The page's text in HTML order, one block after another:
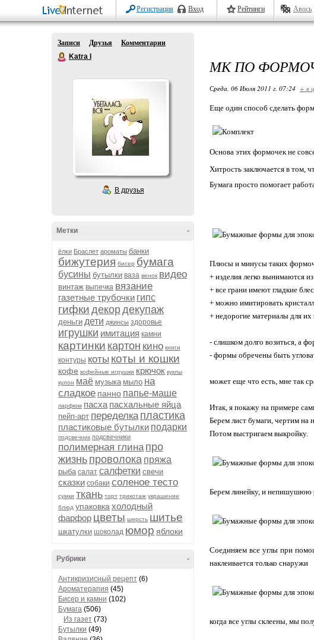
Регистрация Вход Рейтинги Авось
Записи Друзья
Комментарии
Katra I
В друзья
-
Метки
ёлки Браслет ароматы банки
бижутерия бисер бумага
бусины бутылки ваза венок видео
винтаж выпечка вязание
газетные трубочки гипс
гифки декордекупаж
деньги дети джинсы здоровье
игрушки имитация камни
картинки картон кино книги
контуры коты коты и кошки
кофе кофейные игрушки крючок куклы
кулон маё музыка мыло на
сладкое панно папье-маше
парфюм пасха пасхальные яйца
пейп-арт переделка пластика
пластиковые бутылки подарки
подсвечник подсвечники
полимерная глина про
жизнь проволока пряжа
рыба салат салфетки свечи
сказки собаки соленое тесто
сумки ткань торт трикотаж украшение
блюд упаковка холодный
фарфор цветы шерсть шитье
шкатулки шоколад юмор яблоки
-
Рубрики
Антикризисный рецепт (6)
Ароматерапия (45)
Бисер и камни (102)
Бумага (506)
Из газет (73)
Бутылки (49)
МК ПО
Среда, 06 Июля 2011 г. 07:24 + в
Еще один способ сделать
Основа этих формочек не
Хитрость заключается в том,
Бумага просто помогает
Плюсы и минусы таких
+ изделия легко вынимаются
+ все грани имеют гладкие
+ можно имитировать
+ недорогие материалы для их
- слишком долго возиться, а
- формы обречены быть
может еще что есть, мне так
Итак, я покажу на примере
Берем лист бумаги, чертим
Потом выстригаем выкройку.
Берем линейку, и непишушюю
Соединяем все углы при
наклеивается только снаружи
когда все углы склеены, мы